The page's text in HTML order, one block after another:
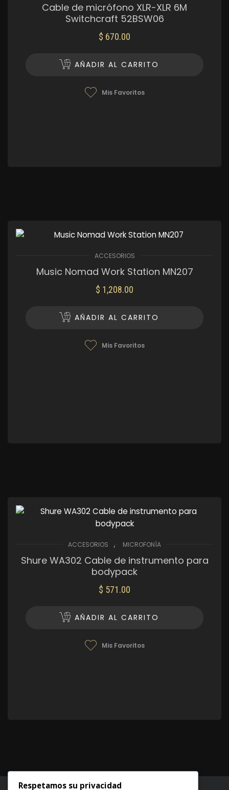
Cable de micrófono XLR-XLR 6M
Switchcraft 52BSW06
$ 670.00
AÑADIR AL CARRITO
Mis Favoritos
ACCESORIOS
Music Nomad Work Station MN207
$ 1,208.00
AÑADIR AL CARRITO
Mis Favoritos
ACCESORIOS , MICROFONÍA
Shure WA302 Cable de instrumento para
bodypack
$ 571.00
AÑADIR AL CARRITO
Mis Favoritos
Respetamos su privacidad